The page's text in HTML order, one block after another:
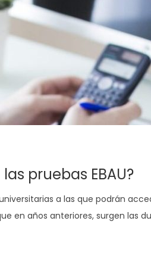
pruebas EBAU?
a las que podrán
en años anteriores, surgen las
EBAU?»